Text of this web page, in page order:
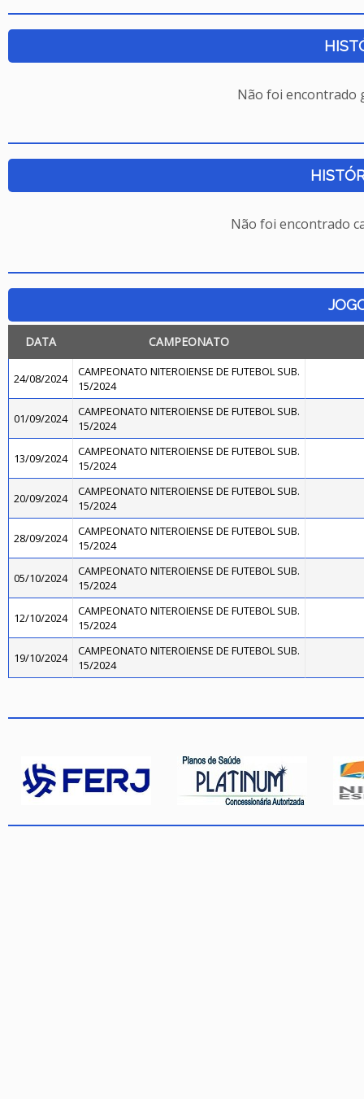
Não foi encontrado
Não foi encontrado
DATA CAMPEONATO
24/08/2024
CAMPEONATO NITEROIENSE DE FUTEBOL SUB.
15/2024
01/09/2024
CAMPEONATO NITEROIENSE DE FUTEBOL SUB.
15/2024
13/09/2024
CAMPEONATO NITEROIENSE DE FUTEBOL SUB.
15/2024
20/09/2024
CAMPEONATO NITEROIENSE DE FUTEBOL SUB.
15/2024
28/09/2024
CAMPEONATO NITEROIENSE DE FUTEBOL SUB.
15/2024
05/10/2024
CAMPEONATO NITEROIENSE DE FUTEBOL SUB.
15/2024
12/10/2024
CAMPEONATO NITEROIENSE DE FUTEBOL SUB.
15/2024
19/10/2024
CAMPEONATO NITEROIENSE DE FUTEBOL SUB.
15/2024